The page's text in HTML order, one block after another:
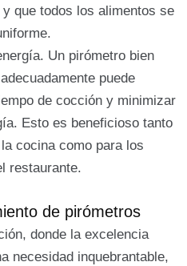
que todos los alimentos se
Un pirómetro bien
puede
de cocción y minimizar
Esto es beneficioso tanto
cocina como para los
restaurante.
de pirómetros
donde la excelencia
necesidad inquebrantable,